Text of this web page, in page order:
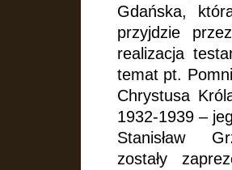
Gdańska,
przyjdzie
realizacja
temat pt.
Chrystusa
1932-1939 –
Stanisław
zostały